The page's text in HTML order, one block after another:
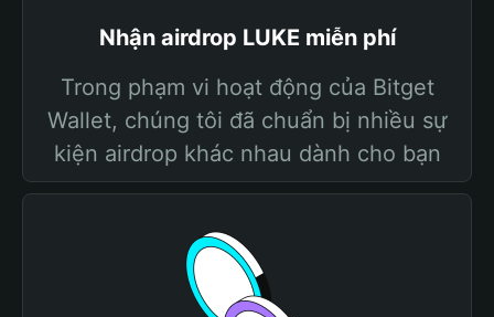
Nhận airdrop LUKE miễn phí
Trong phạm vi hoạt động của Bitget
Wallet, chúng tôi đã chuẩn bị nhiều sự
kiện airdrop khác nhau dành cho bạn